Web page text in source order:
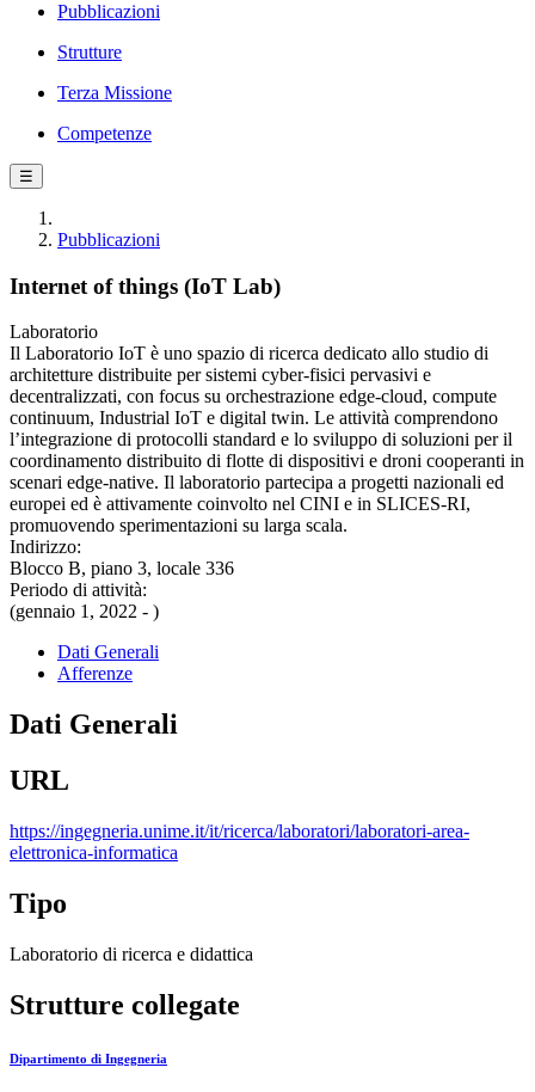
Pubblicazioni
Strutture
Terza Missione
Competenze
☰
Pubblicazioni
Internet of things (IoT Lab)
Laboratorio
Il Laboratorio IoT è uno spazio di ricerca dedicato allo studio di
architetture distribuite per sistemi cyber-fisici pervasivi e
decentralizzati, con focus su orchestrazione edge-cloud, compute
continuum, Industrial IoT e digital twin. Le attività comprendono
l’integrazione di protocolli standard e lo sviluppo di soluzioni per il
coordinamento distribuito di flotte di dispositivi e droni cooperanti in
scenari edge-native. Il laboratorio partecipa a progetti nazionali ed
europei ed è attivamente coinvolto nel CINI e in SLICES-RI,
promuovendo sperimentazioni su larga scala.
Indirizzo:
Blocco B, piano 3, locale 336
Periodo di attività:
(gennaio 1, 2022 - )
Dati Generali
Afferenze
Dati Generali
URL
https://ingegneria.unime.it/it/ricerca/laboratori/laboratori-area-
elettronica-informatica
Tipo
Laboratorio di ricerca e didattica
Strutture collegate
Dipartimento di Ingegneria